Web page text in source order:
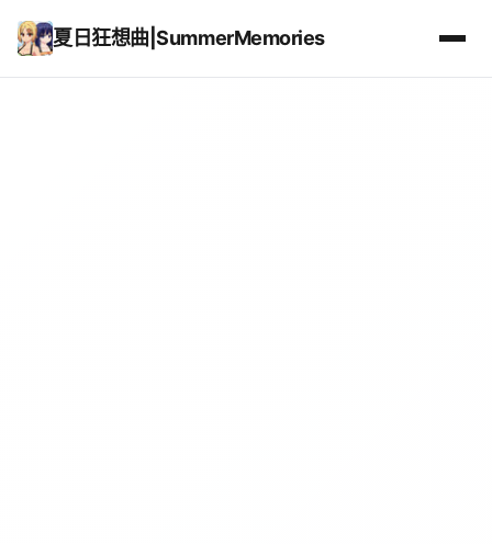
夏日狂想曲|SummerMemories